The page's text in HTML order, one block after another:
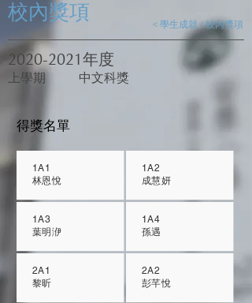
校內獎項 < 學生成就 / 校內獎項
2020-2021 年度
上學期 中文科獎
得獎名單
1A1
林恩悅
1A3
葉明洢
2A1
黎昕
1A2
成慧妍
1A4
孫遇
2A2
彭芊悅